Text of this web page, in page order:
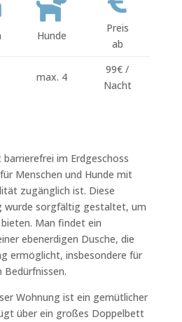
Hunde
Preis
ab
max. 4
99€ /
Nacht
im Erdgeschoss
Menschen und Hunde mit
zugänglich ist. Diese
wurde sorgfältig gestaltet, um
Man findet ein
ebenerdigen Dusche, die
ermöglicht, insbesondere für
Wohnung ist ein gemütlicher
über ein großes Doppelbett